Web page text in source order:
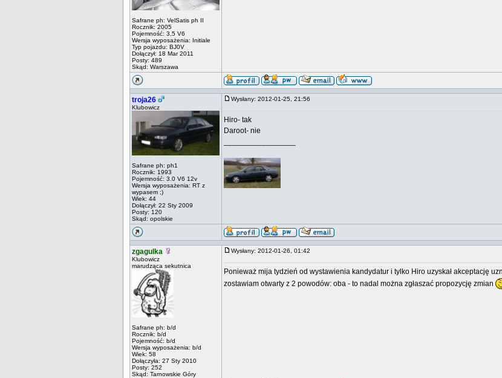
Safrane ph: VelSatis ph II
Rocznik: 2005
Pojemność: 3,5 V6
Wersja wyposażenia: Initiale
Typ pojazdu: BJ0V
Dołączył: 18 Mar 2011
Posty: 489
Skąd: Warszawa
troja26
Klubowicz
Safrane ph: ph1
Rocznik: 1993
Pojemność: 3.0 V6 12v
Wersja wyposażenia: RT z
wypasem ;)
Wiek: 44
Dołączył: 22 Sty 2009
Posty: 120
Skąd: opolskie
Wysłany: 2012-01-25, 21:56
Hiro- tak
Daroot- nie
zgagulka
Klubowicz
marudząca sekutnica
Safrane ph: b/d
Rocznik: b/d
Pojemność: b/d
Wersja wyposażenia: b/d
Wiek: 58
Dołączyła: 27 Sty 2010
Posty: 252
Skąd: Tarnowskie Góry
Wysłany: 2012-01-26, 01:42
Ponieważ mija tydzień od wystawienia kandydatur i tylko Hiro uzyskał akceptację
zostawiam otwarty z 2 powodów: oba - to nadal można zgłaszać propozycję zmian